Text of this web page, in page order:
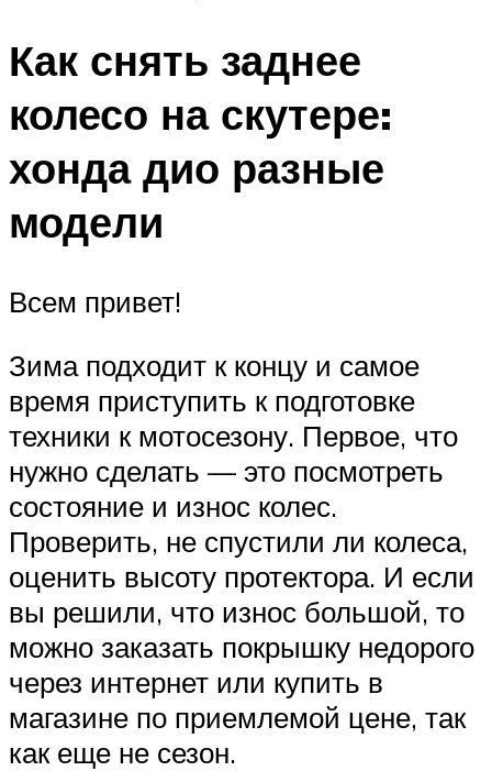
Как снять заднее
колесо на скутере:
хонда дио разные
модели
Всем привет!
Зима подходит к концу и самое
время приступить к подготовке
техники к мотосезону. Первое, что
нужно сделать — это посмотреть
состояние и износ колес.
Проверить, не спустили ли колеса,
оценить высоту протектора. И если
вы решили, что износ большой, то
можно заказать покрышку недорого
через интернет или купить в
магазине по приемлемой цене, так
как еще не сезон.